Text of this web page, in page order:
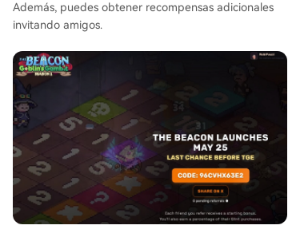
Además, puedes obtener recompensas adicionales
invitando amigos.